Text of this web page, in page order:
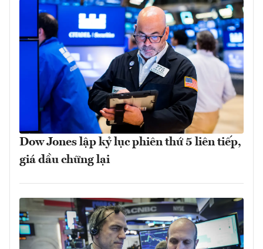
Dow Jones lập kỷ lục phiên thứ 5 liên tiếp,
giá dầu chững lại